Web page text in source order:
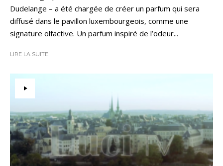
Dudelange – a été chargée de créer un parfum qui sera
diffusé dans le pavillon luxembourgeois, comme une
signature olfactive. Un parfum inspiré de l’odeur...
LIRE LA SUITE